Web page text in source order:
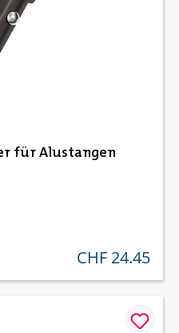
für Alustangen
regulärer preis:
CHF 24.45